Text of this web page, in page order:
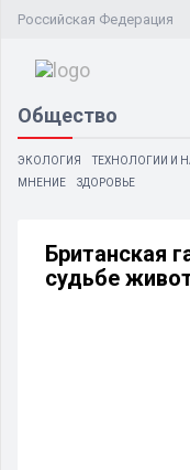
Российская Федерация
Общество
ЭКОЛОГИЯ ТЕХНОЛОГИИ И
МНЕНИЕ
ЗДОРОВЬЕ
Британская
судьбе